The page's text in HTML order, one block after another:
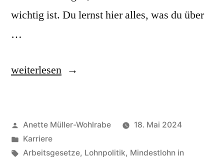
wichtig ist. Du lernst hier alles, was du über
…
„Mindestlohn
–
alles,
weiterlesen
Veröffentlicht
von
Anette Müller-Wohlrabe
18. Mai 2024
Veröffentlicht
unter
Karriere
Schlagwörter:
Arbeitsgesetze, Lohnpolitik, Mindestlohn in